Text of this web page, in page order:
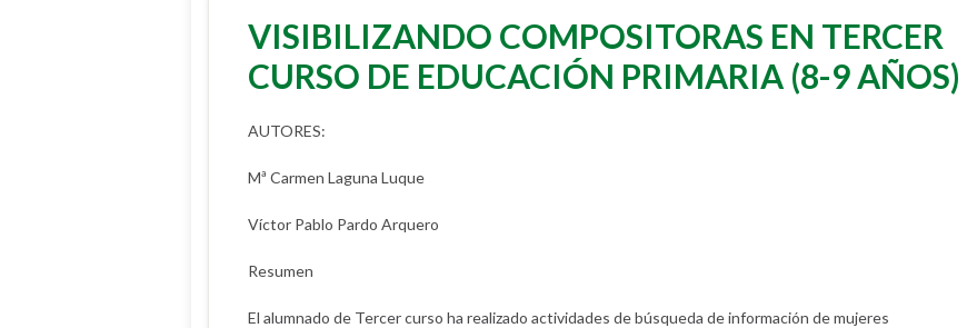
VISIBILIZANDO COMPOSITORAS EN TERCER
CURSO DE EDUCACIÓN PRIMARIA (8-9 AÑOS)
AUTORES:
Mª Carmen Laguna Luque
Víctor Pablo Pardo Arquero
Resumen
El alumnado de Tercer curso ha realizado actividades de búsqueda de información de mujeres